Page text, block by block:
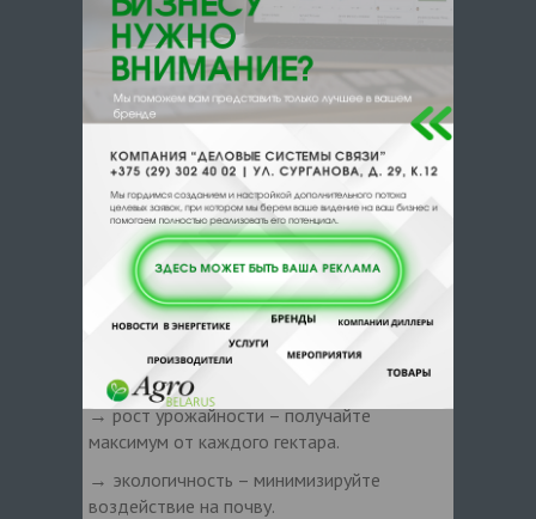
основе данных анализа почвы:
→ «Внести столько, сколько нужно» — ни
грамма лишнего!
→ конкретные рекомендации по
затрат.
Результат для Вас:
→ сокращение расходов на удобрения до
30% – платите только за необходимое!
→ улучшение качества продукции (белок,
клейковина, лежкость)
→ рост урожайности – получайте
максимум от каждого гектара.
→ экологичность – минимизируйте
воздействие на почву.